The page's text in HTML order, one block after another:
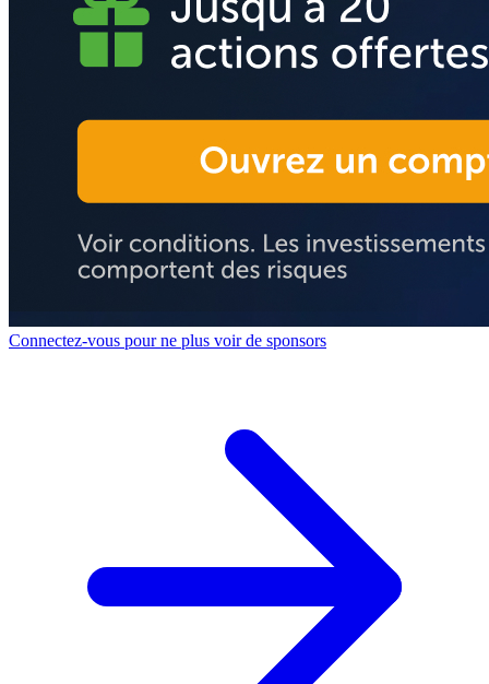
Connectez-vous pour ne plus voir de sponsors